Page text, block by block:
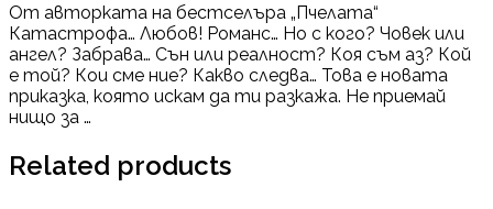
От авторката на бестселъра „Пчелата“
Катастрофа… Любов! Романс… Но с кого? Човек или
ангел? Забрава… Сън или реалност? Коя съм аз? Кой
е той? Кои сме ние? Какво следва… Това е новата
приказка, която искам да ти разкажа. Не приемай
нищо за …
Related products